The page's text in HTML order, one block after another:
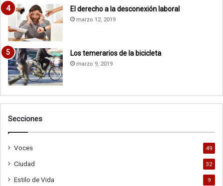
El derecho a la desconexión laboral
marzo 12, 2019
Los temerarios de la bicicleta
marzo 9, 2019
Secciones
Voces 49
Ciudad 32
Estilo de Vida 9